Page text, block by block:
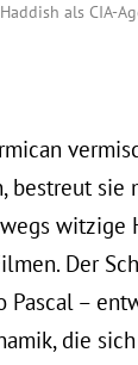
als CIA-
sie
witzige
Der
Pascal –
die